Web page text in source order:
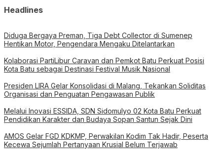
Headlines
Diduga Bergaya Preman, Tiga Debt Collector di Sumenep
Hentikan Motor, Pengendara Mengaku Ditelantarkan
Kolaborasi PartiLibur Caravan dan Pemkot Batu Perkuat Posisi
Kota Batu sebagai Destinasi Festival Musik Nasional
Presiden LIRA Gelar Konsolidasi di Malang, Tekankan Soliditas
Organisasi dan Penguatan Pengawasan Publik
Melalui Inovasi ESSIDA, SDN Sidomulyo 02 Kota Batu Perkuat
Pendidikan Karakter dan Budaya Sopan Santun Sejak Dini
AMOS Gelar FGD KDKMP, Perwakilan Kodim Tak Hadir, Peserta
Kecewa Sejumlah Pertanyaan Krusial Belum Terjawab